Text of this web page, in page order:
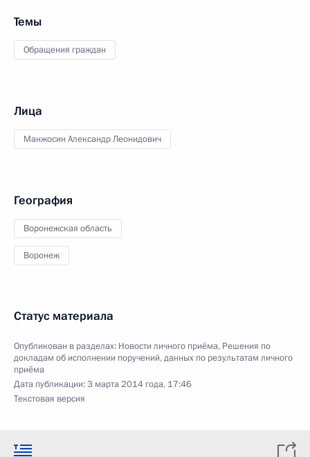
Темы
Обращения граждан
Лица
Манжосин Александр Леонидович
География
Воронежская область
Воронеж
Статус материала
Опубликован в разделах: Новости личного приёма, Решения по
докладам об исполнении поручений, данных по результатам личного
приёма
Дата публикации:3 марта 2014 года, 17:46
Текстовая версия